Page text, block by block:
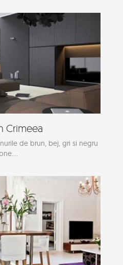
Crimeea
de brun, bej, gri si negru